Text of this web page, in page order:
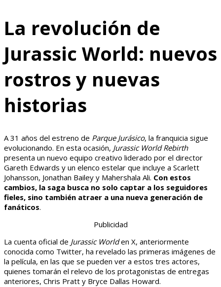
La revolución de
Jurassic World: nuevos
rostros y nuevas
historias
A 31 años del estreno de Parque Jurásico, la franquicia sigue
evolucionando. En esta ocasión, Jurassic World Rebirth
presenta un nuevo equipo creativo liderado por el director
Gareth Edwards y un elenco estelar que incluye a Scarlett
Johansson, Jonathan Bailey y Mahershala Ali. Con estos
cambios, la saga busca no solo captar a los seguidores
fieles, sino también atraer a una nueva generación de
fanáticos.
Publicidad
La cuenta oficial de Jurassic Worlden X, anteriormente
conocida como Twitter, ha revelado las primeras imágenes de
la película, en las que se pueden ver a estos tres actores,
quienes tomarán el relevo de los protagonistas de entregas
anteriores, Chris Pratt y Bryce Dallas Howard.